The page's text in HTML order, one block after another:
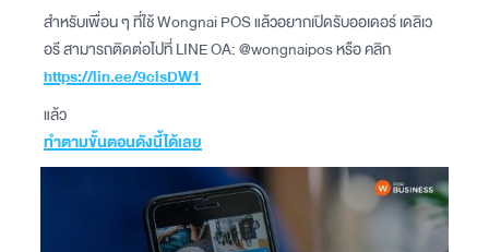
สำหรับเพื่อน ๆ ที่ใช้ Wongnai POS แล้วอยากเปิดรับออเดอร์ เดลิเว
อรี สามารถติดต่อไปที่ LINE OA: @wongnaipos หรือ คลิก
https://lin.ee/9clsDW1
แล้ว
ทำตามขั้นตอนดังนี้ได้เลย